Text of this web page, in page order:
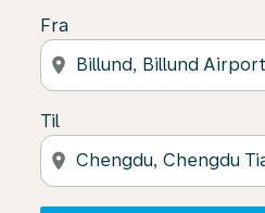
Fra
location_on
Til
location_on